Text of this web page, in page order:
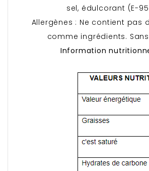
sel, édulcorant (E-
Allergènes : Ne contient pas
comme ingrédients.
Information